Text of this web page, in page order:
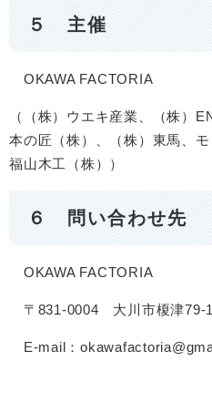
５ 主催
OKAWA FACTORIA
（（株）ウエキ産業、（株）
本の匠（株）、（株）東馬、
福山木工（株））
６ 問い合わせ先
OKAWA FACTORIA
〒831-0004 大川市榎津79-1
E-mail：